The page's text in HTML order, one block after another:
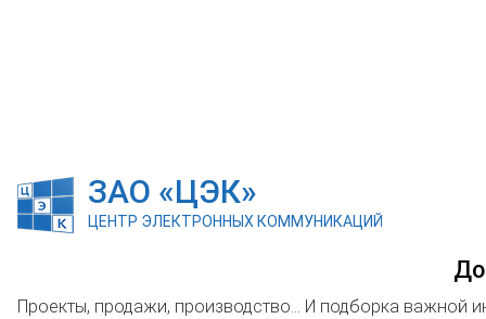
ЗАО «ЦЭК»
ЦЕНТР ЭЛЕКТРОННЫХ КОММУНИКАЦИЙ
Проекты, продажи, производство… И подборка важной